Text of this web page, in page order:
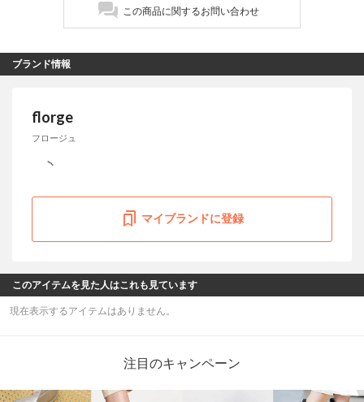
この商品に関するお問い合わせ
ブランド情報
florge
フロージュ
マイブランドに登録
このアイテムを見た人はこれも見ています
現在表示するアイテムはありません。
注目のキャンペーン